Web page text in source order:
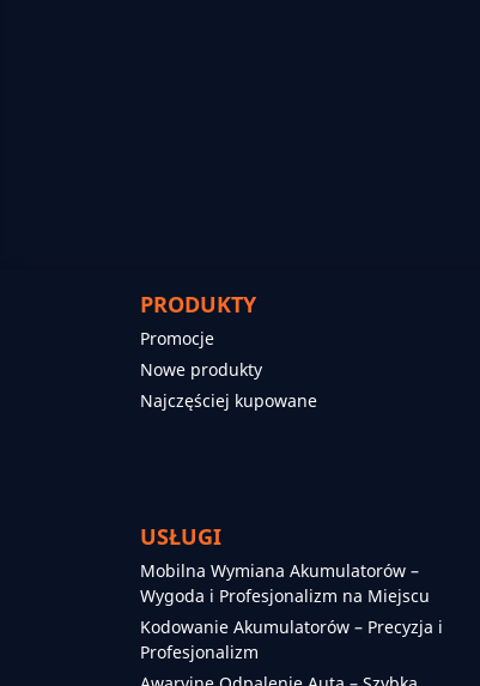
PRODUKTY
Promocje
Nowe produkty
Najczęściej kupowane
USŁUGI
Mobilna Wymiana Akumulatorów –
Wygoda i Profesjonalizm na Miejscu
Kodowanie Akumulatorów – Precyzja i
Profesjonalizm